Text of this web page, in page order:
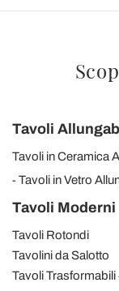
Tavoli
Tavoli in Ceramica
Tavoli in Vetro
Tavoli Moderni
Tavoli Rotondi
Tavolini da Salotto
Tavoli Trasformabili